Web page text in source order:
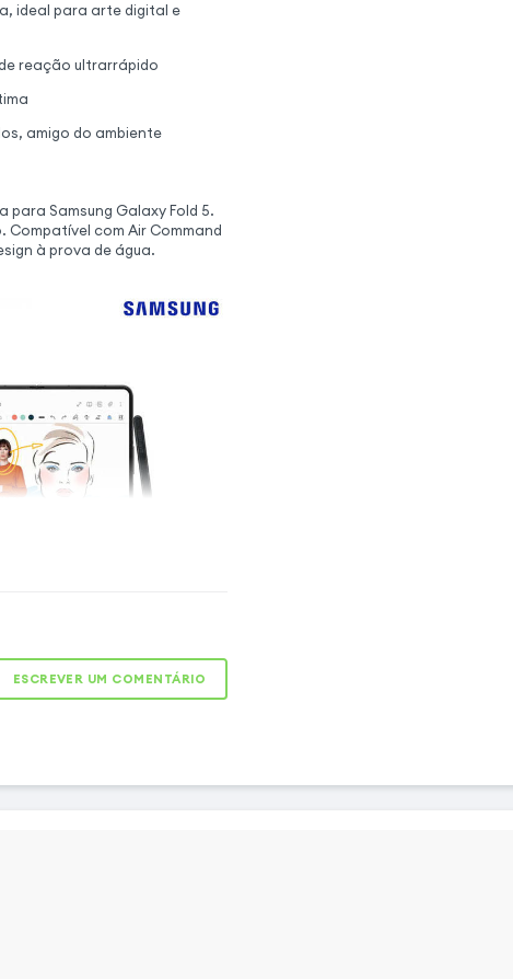
ideal para arte digital e
reação ultrarrápido
amigo do ambiente
para Samsung Galaxy Fold 5.
Compatível com Air Command
à prova de água.
criatividade, controle o
graças à sua ponta fina
ESCREVER UM COMENTÁRIO